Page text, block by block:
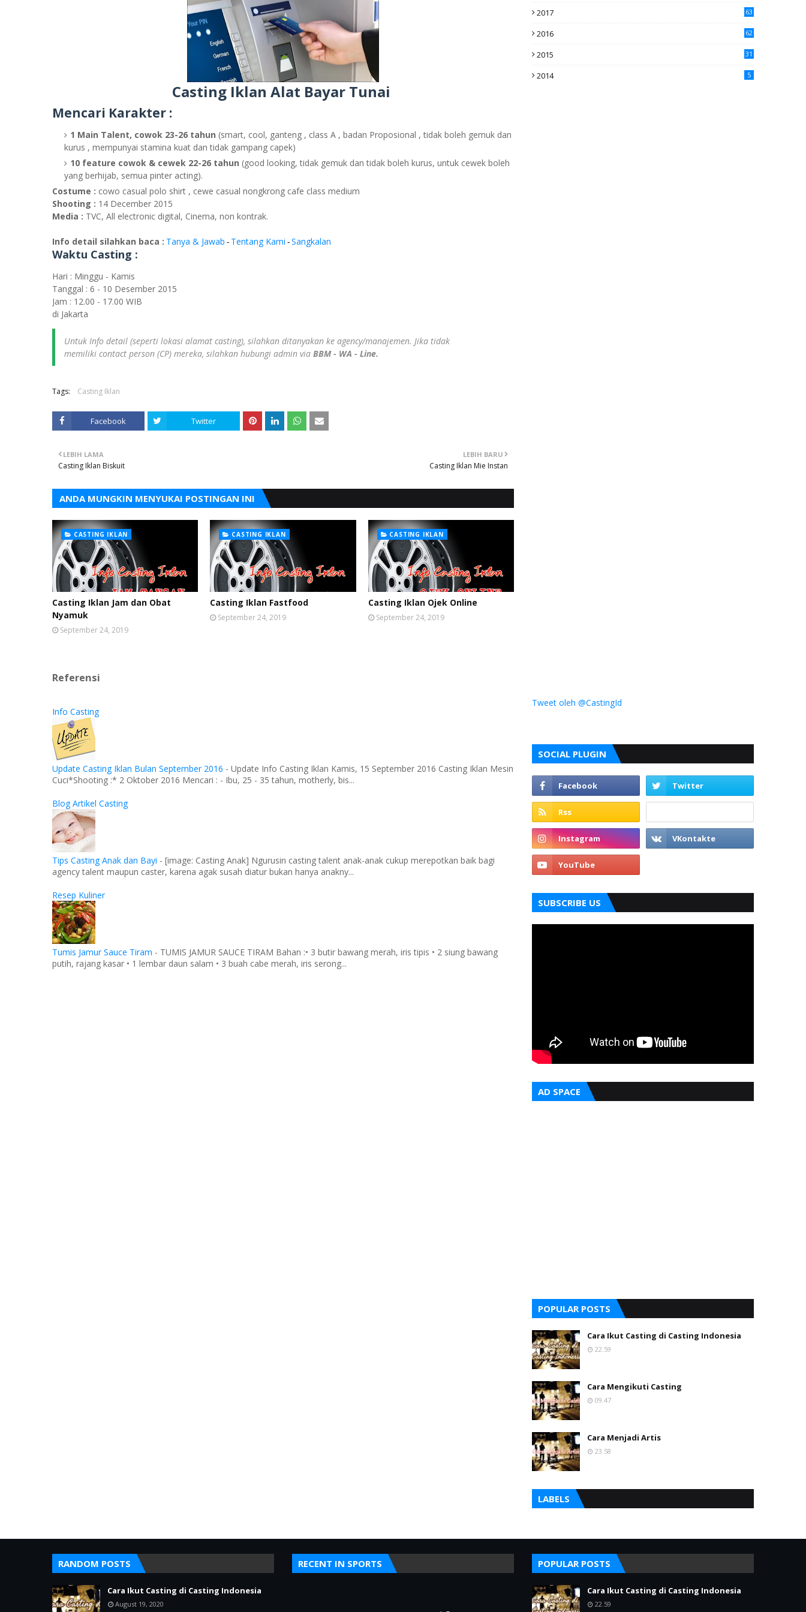
Casting Iklan Alat Bayar Tunai
Mencari Karakter :
1 Main Talent, cowok 23-26 tahun (smart, cool, ganteng , class A , badan Proposional , tidak boleh gemuk dan
kurus , mempunyai stamina kuat dan tidak gampang capek)
10 feature cowok & cewek 22-26 tahun (good looking, tidak gemuk dan tidak boleh kurus, untuk cewek boleh
yang berhijab, semua pinter acting).
Costume : cowo casual polo shirt , cewe casual nongkrong cafe class medium
Shooting : 14 December 2015
Media : TVC, All electronic digital, Cinema, non kontrak.
Info detail silahkan baca : Tanya & Jawab - Tentang Kami - Sangkalan
Waktu Casting :
Hari : Minggu - Kamis
Tanggal : 6 - 10 Desember 2015
Jam : 12.00 - 17.00 WIB
di Jakarta
Untuk Info detail (seperti lokasi alamat casting), silahkan ditanyakan ke agency/manajemen. Jika tidak
memiliki contact person (CP) mereka, silahkan hubungi admin via BBM - WA - Line.
Tags: Casting Iklan
Facebook Twitter
LEBIH BARU
Casting Iklan Mie Instan
LEBIH LAMA
Casting Iklan Biskuit
ANDA MUNGKIN MENYUKAI POSTINGAN INI
CASTING IKLAN
Casting Iklan Jam dan Obat
Nyamuk
September 24, 2019
CASTING IKLAN
Casting Iklan Fastfood
September 24, 2019
CASTING IKLAN
Casting Iklan Ojek Online
September 24, 2019
Referensi
Info Casting
Update Casting Iklan Bulan September 2016 - Update Info Casting Iklan Kamis, 15 September 2016 Casting Iklan Mesin
Cuci*Shooting :* 2 Oktober 2016 Mencari : - Ibu, 25 - 35 tahun, motherly, bis...
Blog Artikel Casting
Tips Casting Anak dan Bayi - [image: Casting Anak] Ngurusin casting talent anak-anak cukup merepotkan baik bagi
agency talent maupun caster, karena agak susah diatur bukan hanya anakny...
Resep Kuliner
Tumis Jamur Sauce Tiram - TUMIS JAMUR SAUCE TIRAM Bahan :• 3 butir bawang merah, iris tipis • 2 siung bawang
putih, rajang kasar • 1 lembar daun salam • 3 buah cabe merah, iris serong...
2017 63
2016
62
2015
31
2014 5
Tweet oleh @CastingId
SOCIAL PLUGIN
SUBSCRIBE US
AD SPACE
POPULAR POSTS
Cara Ikut Casting di Casting Indonesia
22.59
Cara Mengikuti Casting
09.47
Cara Menjadi Artis
23.58
LABELS
RANDOM POSTS
Cara Ikut Casting di Casting Indonesia
August 19, 2020
RECENT IN SPORTS POPULAR POSTS
Cara Ikut Casting di Casting Indonesia
22.59